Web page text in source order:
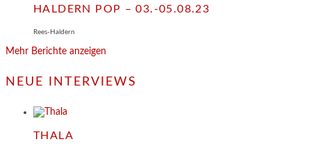
HALDERN POP – 03.-05.08.23
Rees-Haldern
Mehr Berichte anzeigen
NEUE INTERVIEWS
THALA